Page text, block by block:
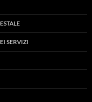
SERVIZI